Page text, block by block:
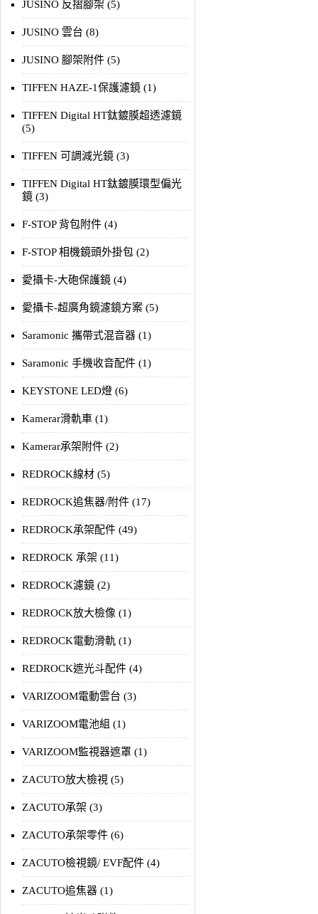
JUSINO 反摺腳架 (5)
JUSINO 雲台 (8)
JUSINO 腳架附件 (5)
TIFFEN HAZE-1保護濾鏡 (1)
TIFFEN Digital HT鈦鍍膜超透濾鏡
(5)
TIFFEN 可調減光鏡 (3)
TIFFEN Digital HT鈦鍍膜環型偏光
鏡 (3)
F-STOP 背包附件 (4)
F-STOP 相機鏡頭外掛包 (2)
愛攝卡-大砲保護鏡 (4)
愛攝卡-超廣角鏡濾鏡方案 (5)
Saramonic 攜帶式混音器 (1)
Saramonic 手機收音配件 (1)
KEYSTONE LED燈 (6)
Kamerar滑軌車 (1)
Kamerar承架附件 (2)
REDROCK線材 (5)
REDROCK追焦器/附件 (17)
REDROCK承架配件 (49)
REDROCK 承架 (11)
REDROCK濾鏡 (2)
REDROCK放大檢像 (1)
REDROCK電動滑軌 (1)
REDROCK遮光斗配件 (4)
VARIZOOM電動雲台 (3)
VARIZOOM電池組 (1)
VARIZOOM監視器遮罩 (1)
ZACUTO放大檢視 (5)
ZACUTO承架 (3)
ZACUTO承架零件 (6)
ZACUTO檢視鏡/ EVF配件 (4)
ZACUTO追焦器 (1)